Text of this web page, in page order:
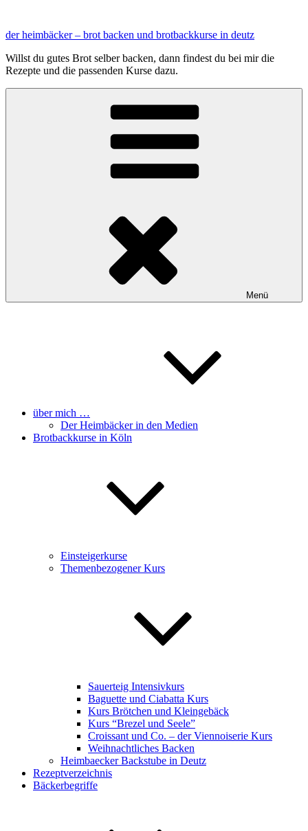
springen
der heimbäcker – brot backen und brotbackkurse in deutz
Willst du gutes Brot selber backen, dann findest du bei mir die
Rezepte und die passenden Kurse dazu.
Menü
über mich …
Der Heimbäcker in den Medien
Brotbackkurse in Köln
Einsteigerkurse
Themenbezogener Kurs
Sauerteig Intensivkurs
Baguette und Ciabatta Kurs
Kurs Brötchen und Kleingebäck
Kurs “Brezel und Seele”
Croissant und Co. – der Viennoiserie Kurs
Weihnachtliches Backen
Heimbaecker Backstube in Deutz
Rezeptverzeichnis
Bäckerbegriffe